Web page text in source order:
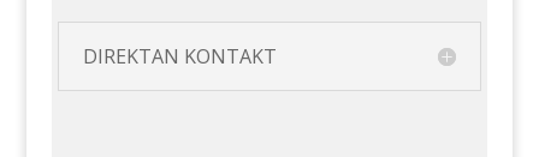
DIREKTAN KONTAKT